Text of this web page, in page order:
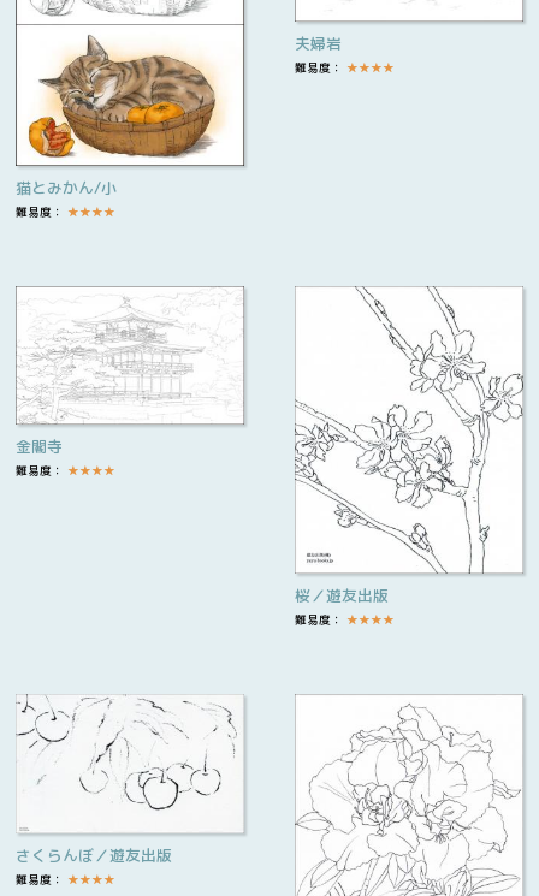
猫とみかん/小
難易度： ★★★★
夫婦岩
難易度： ★★★★
金閣寺
難易度： ★★★★
桜／遊友出版
難易度： ★★★★
さくらんぼ／遊友出版
難易度： ★★★★